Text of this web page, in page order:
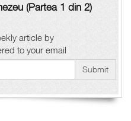
(Partea 1 din 2)
article by
to your email
Submit